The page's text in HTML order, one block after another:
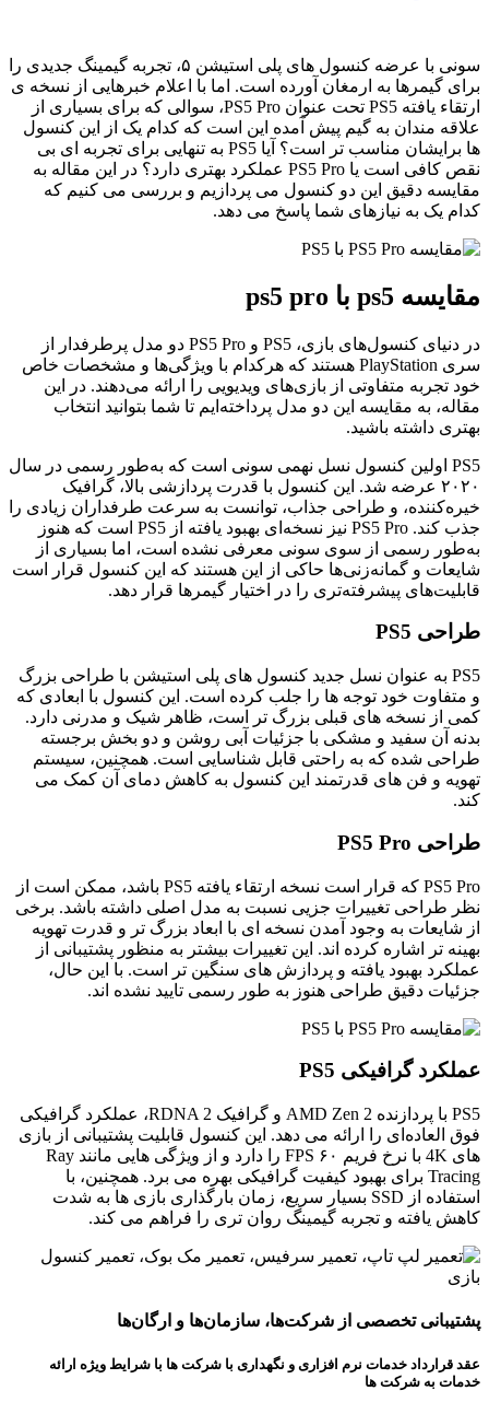
سونی با عرضه کنسول ‌های پلی استیشن ۵، تجربه گیمینگ جدیدی را
برای گیمرها به ارمغان آورده است. اما با اعلام خبرهایی از نسخه ‌ی
ارتقاء یافته PS5 تحت عنوان PS5 Pro، سوالی که برای بسیاری از
علاقه ‌مندان به گیم پیش آمده این است که کدام یک از این کنسول
‌ها برایشان مناسب ‌تر است؟ آیا PS5 به ‌تنهایی برای تجربه ‌ای بی
‌نقص کافی است یا PS5 Pro عملکرد بهتری دارد؟ در این مقاله به
مقایسه دقیق این دو کنسول می ‌پردازیم و بررسی می‌ کنیم که
کدام یک به نیازهای شما پاسخ می ‌دهد.
مقایسه ps5 با ps5 pro
در دنیای کنسول‌های بازی، PS5 و PS5 Pro دو مدل پرطرفدار از
سری PlayStation هستند که هرکدام با ویژگی‌ها و مشخصات خاص
خود تجربه متفاوتی از بازی‌های ویدیویی را ارائه می‌دهند. در این
مقاله، به مقایسه این دو مدل پرداخته‌ایم تا شما بتوانید انتخاب
بهتری داشته باشید.
PS5 اولین کنسول نسل نهمی سونی است که به‌طور رسمی در سال
۲۰۲۰ عرضه شد. این کنسول با قدرت پردازشی بالا، گرافیک
خیره‌کننده، و طراحی جذاب، توانست به سرعت طرفداران زیادی را
جذب کند. PS5 Pro نیز نسخه‌ای بهبود یافته از PS5 است که هنوز
به‌طور رسمی از سوی سونی معرفی نشده است، اما بسیاری از
شایعات و گمانه‌زنی‌ها حاکی از این هستند که این کنسول قرار است
قابلیت‌های پیشرفته‌تری را در اختیار گیمرها قرار دهد.
طراحی PS5
PS5 به عنوان نسل جدید کنسول ‌های پلی استیشن با طراحی بزرگ
و متفاوت خود توجه‌ ها را جلب کرده است. این کنسول با ابعادی که
کمی از نسخه ‌های قبلی بزرگ ‌تر است، ظاهر شیک و مدرنی دارد.
بدنه آن سفید و مشکی با جزئیات آبی روشن و دو بخش برجسته
طراحی شده که به راحتی قابل شناسایی است. همچنین، سیستم
تهویه و فن ‌های قدرتمند این کنسول به کاهش دمای آن کمک می‌
کند.
طراحی PS5 Pro
PS5 Pro که قرار است نسخه ارتقاء یافته PS5 باشد، ممکن است از
نظر طراحی تغییرات جزیی نسبت به مدل اصلی داشته باشد. برخی
از شایعات به وجود آمدن نسخه ‌ای با ابعاد بزرگ‌ تر و قدرت تهویه
بهینه ‌تر اشاره کرده ‌اند. این تغییرات بیشتر به منظور پشتیبانی از
عملکرد بهبود یافته و پردازش ‌های سنگین ‌تر است. با این حال،
جزئیات دقیق طراحی هنوز به طور رسمی تایید نشده‌ اند.
عملکرد گرافیکی PS5
PS5 با پردازنده AMD Zen 2 و گرافیک RDNA 2، عملکرد گرافیکی
فوق‌ العاده‌ای را ارائه می ‌دهد. این کنسول قابلیت پشتیبانی از بازی‌
های 4K با نرخ فریم ۶۰ FPS را دارد و از ویژگی ‌هایی مانند Ray
Tracing برای بهبود کیفیت گرافیکی بهره می ‌برد. همچنین، با
استفاده از SSD بسیار سریع، زمان بارگذاری بازی‌ ها به شدت
کاهش یافته و تجربه گیمینگ روان‌ تری را فراهم می ‌کند.
پشتیبانی تخصصی از شرکت‌ها، سازمان‌ها و ارگان‌ها
عقد قرارداد خدمات نرم افزاری و نگهداری با شرکت ها با شرایط ویژه ارائه
خدمات به شرکت ها